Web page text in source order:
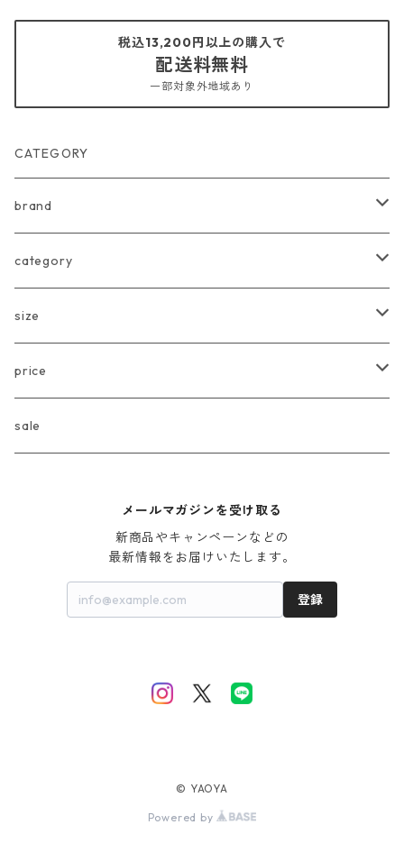
税込13,200円以上の購入で
配送料無料
一部対象外地域あり
CATEGORY
brand
arkakama
Another Fox
CARLIJNQ
CIENTA
category
tops
bottoms
one piece
size
Baby
〜80cm
price
〜3000円
5001円〜10000円
10001円〜20000円
sale
メールマガジンを受け取る
新商品やキャンペーンなどの
最新情報をお届けいたします。
登録
© YAOYA
Powered by